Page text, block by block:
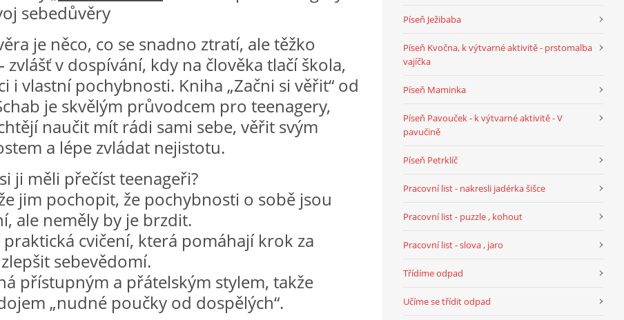
sebedůvěry
je něco, co se snadno ztratí, ale těžko
zvlášť v dospívání, kdy na člověka tlačí škola,
i vlastní pochybnosti. Kniha „Začni si věřit“ od
je skvělým průvodcem pro teenagery,
naučit mít rádi sami sebe, věřit svým
a lépe zvládat nejistotu.
ji měli přečíst teenageři?
jim pochopit, že pochybnosti o sobě jsou
ale neměly by je brzdit.
praktická cvičení, která pomáhají krok za
sebevědomí.
přístupným a přátelským stylem, takže
„nudné poučky od dospělých“.
Píseň Ježibaba
Píseň Kvočna, k výtvarné aktivitě - prstomalba
vajíčka
Píseň Maminka
Píseň Pavouček - k výtvarné aktivitě - V
pavučině
Píseň Petrklíč
Pracovní list - nakresli jadérka šišce
Pracovní list - puzzle , kohout
Pracovní list - slova , jaro
Třídíme odpad
Učíme se třídit odpad